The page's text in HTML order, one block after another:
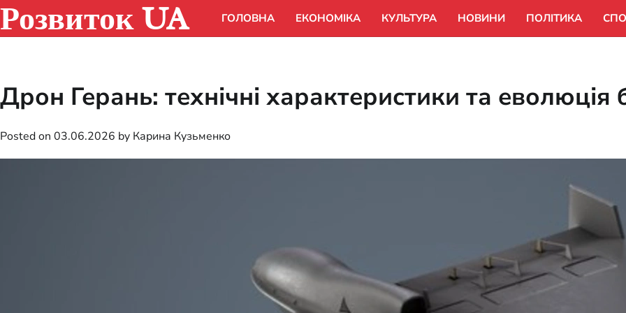
Skip
to
content
Розвиток UA ГОЛОВНА ЕКОНОМІКА КУЛЬТУРА НОВИНИ ПОЛІТИКА
Дрон Герань: технічні характеристики та еволюція
Posted on 03.06.2026 by Карина Кузьменко